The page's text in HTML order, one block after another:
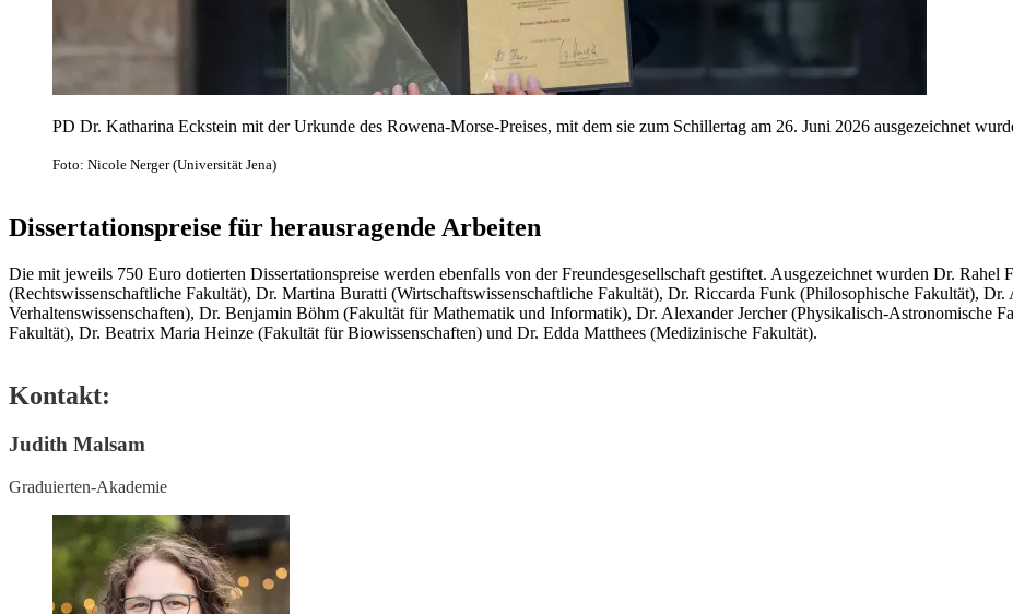
PD Dr. Katharina Eckstein mit der Urkunde des Rowena-Morse-Preises, mit dem sie zum Schillertag am 26. Juni 2026 ausgezeichnet
Foto: Nicole Nerger (Universität Jena)
Dissertationspreise für herausragende Arbeiten
Die mit jeweils 750 Euro dotierten Dissertationspreise werden ebenfalls von der Freundesgesellschaft gestiftet. Ausgezeichnet wurden Dr.
(Rechtswissenschaftliche Fakultät), Dr. Martina Buratti (Wirtschaftswissenschaftliche Fakultät), Dr. Riccarda Funk (Philosophische Fakultät),
Verhaltenswissenschaften), Dr. Benjamin Böhm (Fakultät für Mathematik und Informatik), Dr. Alexander Jercher (Physikalisch-Astronomische
Fakultät), Dr. Beatrix Maria Heinze (Fakultät für Biowissenschaften) und Dr. Edda Matthees (Medizinische Fakultät).
Kontakt:
Judith Malsam
Graduierten-Akademie